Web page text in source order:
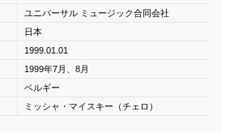
ユニバーサル ミュージック合同会社
日本
1999.01.01
1999年7月、8月
ベルギー
ミッシャ・マイスキー（チェロ）